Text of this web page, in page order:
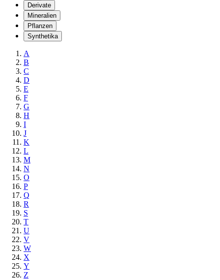
Derivate
Mineralien
Pflanzen
Synthetika
A
B
C
D
E
F
G
H
I
J
K
L
M
N
O
P
Q
R
S
T
U
V
W
X
Y
Z